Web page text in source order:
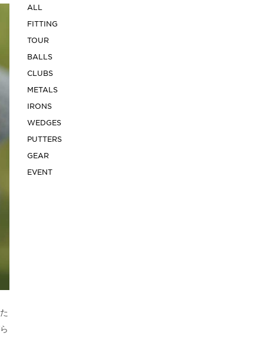
ALL
FITTING
TOUR
BALLS
CLUBS
METALS
IRONS
WEDGES
PUTTERS
GEAR
EVENT